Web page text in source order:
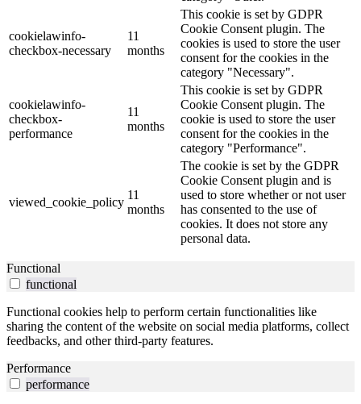
cookielawinfo-
checkbox-necessary
11
months
This cookie is set by GDPR
Cookie Consent plugin. The
cookies is used to store the user
consent for the cookies in the
category "Necessary".
cookielawinfo-
checkbox-
performance
11
months
This cookie is set by GDPR
Cookie Consent plugin. The
cookie is used to store the user
consent for the cookies in the
category "Performance".
viewed_cookie_policy
11
months
The cookie is set by the GDPR
Cookie Consent plugin and is
used to store whether or not user
has consented to the use of
cookies. It does not store any
personal data.
Functional
functional
Functional cookies help to perform certain functionalities like
sharing the content of the website on social media platforms, collect
feedbacks, and other third-party features.
Performance
performance